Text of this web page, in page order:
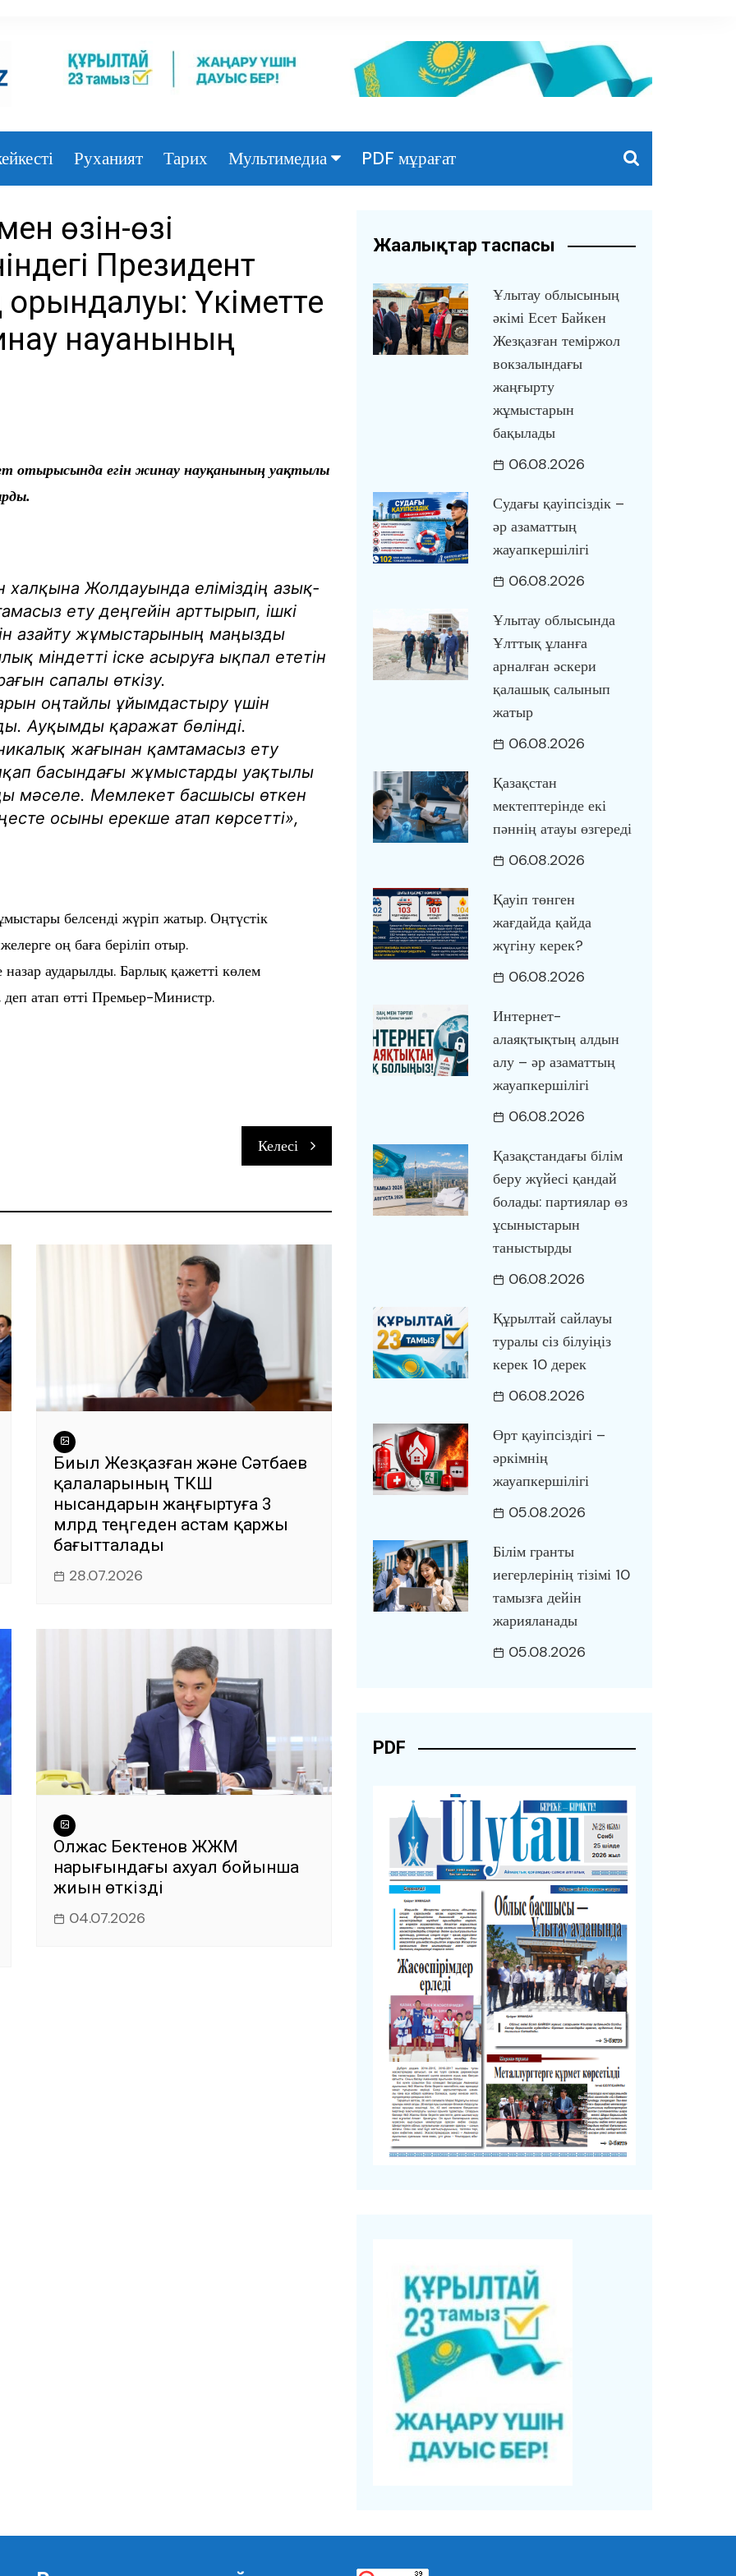
Руханият Тарих Мультимедиа PDF мұрағат
өзін-өзі
Президент
Үкіметте
науқанының
отырысында егін жинау науқанының уақтылы
Жолдауында еліміздің азық-
ету деңгейін арттырып, ішкі
азайту жұмыстарының маңызды
міндетті іске асыруға ықпал ететін
сапалы өткізу.
оңтайлы ұйымдастыру үшін
Ауқымды қаражат бөлінді.
жағынан қамтамасыз ету
басындағы жұмыстарды уақтылы
мәселе. Мемлекет басшысы өткен
осыны ерекше атап көрсетті»,
белсенді жүріп жатыр. Оңтүстік
оң баға беріліп отыр.
аударылды. Барлық қажетті көлем
деп атап өтті Премьер-Министр.
Келесі
Биыл Жезқазған және Сәтбаев
қалаларының ТКШ
нысандарын жаңғыртуға 3
млрд теңгеден астам қаржы
бағытталады
28.07.2026
Олжас Бектенов ЖЖМ
нарығындағы ахуал бойынша
жиын өткізді
04.07.2026
Жаңалықтар таспасы
Ұлытау облысының
әкімі Есет Байкен
Жезқазған теміржол
вокзалындағы
жаңғырту
жұмыстарын
бақылады
06.08.2026
Судағы қауіпсіздік –
әр азаматтың
жауапкершілігі
06.08.2026
Ұлытау облысында
Ұлттық ұланға
арналған әскери
қалашық салынып
жатыр
06.08.2026
Қазақстан
мектептерінде екі
пәннің атауы өзгереді
06.08.2026
Қауіп төнген
жағдайда қайда
жүгіну керек?
06.08.2026
Интернет-
алаяқтықтың алдын
алу – әр азаматтың
жауапкершілігі
06.08.2026
Қазақстандағы білім
беру жүйесі қандай
болады: партиялар өз
ұсыныстарын
таныстырды
06.08.2026
Құрылтай сайлауы
туралы сіз білуіңіз
керек 10 дерек
06.08.2026
Өрт қауіпсіздігі –
әркімнің
жауапкершілігі
05.08.2026
Білім гранты
иегерлерінің тізімі 10
тамызға дейін
жарияланады
05.08.2026
PDF